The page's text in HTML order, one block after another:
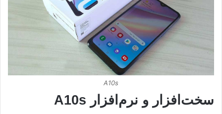
A10s
سخت‌افزار و نرم‌افزار A10s